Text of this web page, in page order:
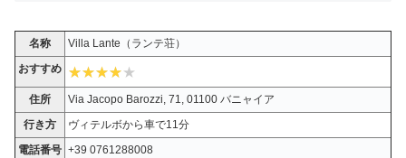
名称
Villa Lante（ランテ荘）
おすすめ
住所
Via Jacopo Barozzi, 71, 01100 バニャイア
行き方
ヴィテルボから車で11分
電話番号 +39 0761288008